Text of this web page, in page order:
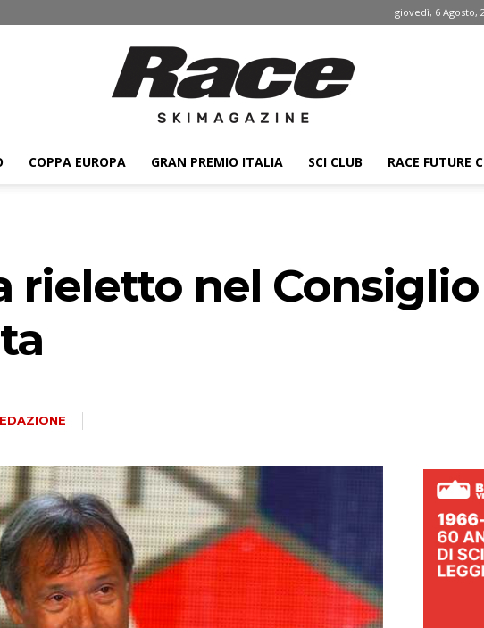
giovedì, 6 Agosto,
ski
COPPA EUROPA GRAN PREMIO ITALIA SCI CLUB RACE FUTURE
rieletto nel Consiglio